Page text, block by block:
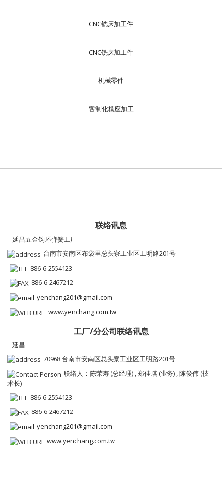
CNC铣床加工件
CNC铣床加工件
机械零件
客制化模座加工
联络讯息
延昌五金钩环弹簧工厂
台南市安南区布袋里总头寮工业区工明路201号
886-6-2554123
886-6-2467212
yenchang201@gmail.com
www.yenchang.com.tw
工厂/分公司联络讯息
延昌
70968 台南市安南区总头寮工业区工明路201号
联络人：陈荣寿 (总经理) , 郑佳琪 (业务) , 陈俊伟 (技
术长)
886-6-2554123
886-6-2467212
yenchang201@gmail.com
www.yenchang.com.tw